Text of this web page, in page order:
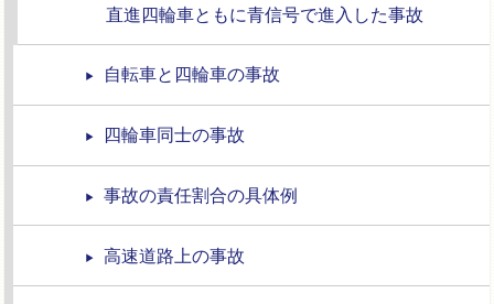
直進四輪車ともに青信号で進入した事故
自転車と四輪車の事故
四輪車同士の事故
事故の責任割合の具体例
高速道路上の事故